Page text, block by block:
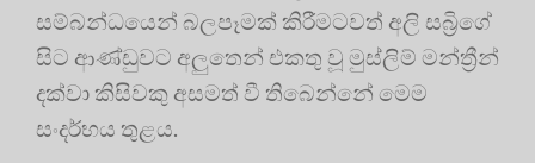
සම්බන්ධයෙන් බලපෑමක් කිරීමටවත් අලි සබ්‍රිගේ
සිට ආණ්ඩුවට අලුතෙන් එකතු වූ මුස්ලිම් මන්ත්‍රීන්
දක්වා කිසිවකු අසමත් වී තිබෙන්නේ මෙම
සංදර්භය තුළය.